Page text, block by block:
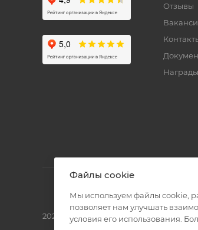
Отзывы
Награды
2026 © Полиграф кит - интернет-
Файлы cookie
Мы используем файлы cookie,
позволяет нам улучшать
условия его использования.